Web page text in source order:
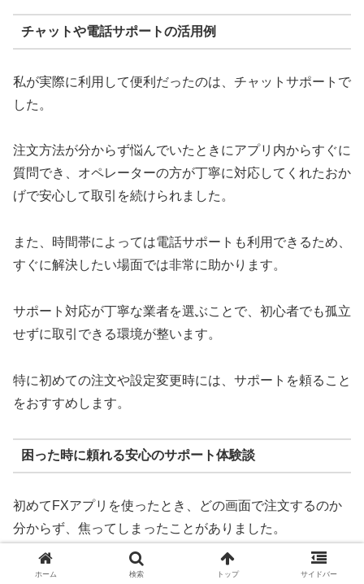
チャットや電話サポートの活用例
私が実際に利用して便利だったのは、チャットサポートで
した。
注文方法が分からず悩んでいたときにアプリ内からすぐに
質問でき、オペレーターの方が丁寧に対応してくれたおか
げで安心して取引を続けられました。
また、時間帯によっては電話サポートも利用できるため、
すぐに解決したい場面では非常に助かります。
サポート対応が丁寧な業者を選ぶことで、初心者でも孤立
せずに取引できる環境が整います。
特に初めての注文や設定変更時には、サポートを頼ること
をおすすめします。
困った時に頼れる安心のサポート体験談
初めてFXアプリを使ったとき、どの画面で注文するのか
分からず、焦ってしまったことがありました。
そんな時、アプリ内の「ヘルプ」からチャット機能を使っ
ホーム 検索 トップ サイドバー